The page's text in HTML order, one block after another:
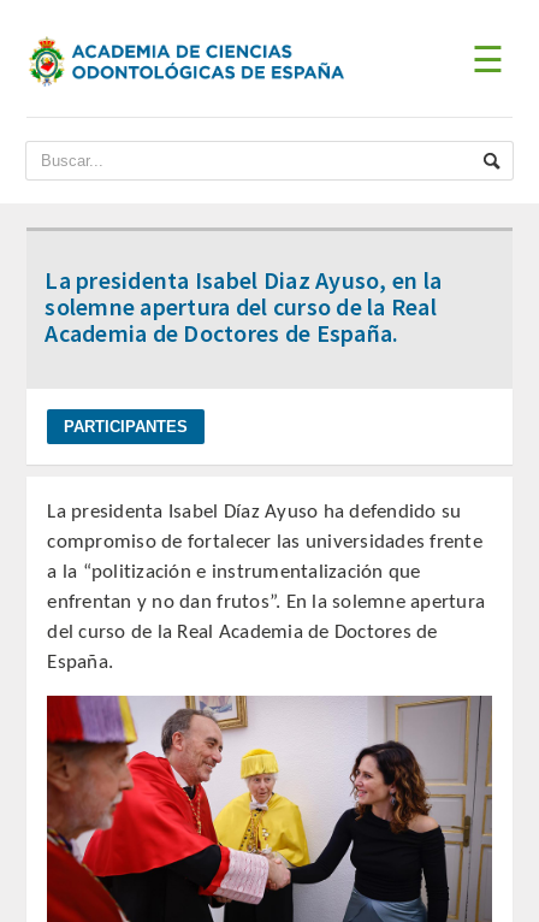
ACADEMIA
BIENVENIDA DEL PRESIDENTE
DATOS HISTÓRICOS
Presidentes
JUNTA DE GOBIERNO
ESTATUTOS
REGLAMENTO
ACADEMICOS
SECCIONES
CIENCIAS BASICAS MEDICAS
AFINES A LA ODONTOLOGIA
HUMANIDADES Y CIENCIAS
MEDICO-JURIDICAS
☰
La presidenta Isabel Diaz Ayuso, en la
solemne apertura del curso de la Real
Academia de Doctores de España.
La presidenta Isabel Díaz Ayuso ha defendido su
compromiso de fortalecer las universidades frente
a la “politización e instrumentalización que
enfrentan y no dan frutos”. En la solemne apertura
del curso de la Real Academia de Doctores de
España.